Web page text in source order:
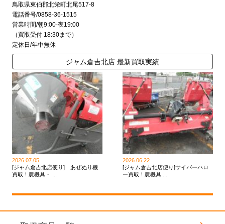
鳥取県東伯郡北栄町北尾517-8
電話番号/0858-36-1515
営業時間/朝9:00-夜19:00
（買取受付 18:30まで）
定休日/年中無休
ジャム倉吉北店 最新買取実績
2026.07.05
[ジャム倉吉北店便り] あぜぬり機
買取！農機具・ ...
2026.06.22
[ジャム倉吉北店便り]サイバーハロ
ー買取！農機具 ...